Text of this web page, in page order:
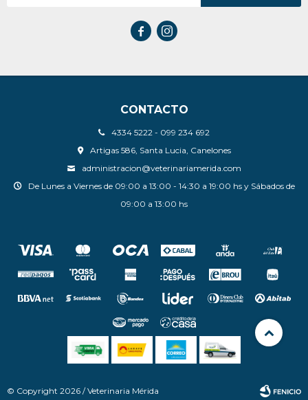
CONTACTO
4334 5222 - 099 234 692
Artigas 586, Santa Lucia, Canelones
administracion@veterinariamerida.com
De Lunes a Viernes de 09:00 a 13:00 - 14:30 a 19:00 hs y Sábados de
09:00 a 13:00 hs
 
© Copyright 2026 / Veterinaria Mérida